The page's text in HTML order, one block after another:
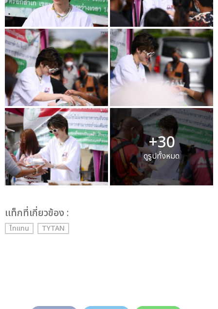
+30
ดูรูปทั้งหมด
เเท็กที่เกี่ยวข้อง :
ไทแทน TYTAN